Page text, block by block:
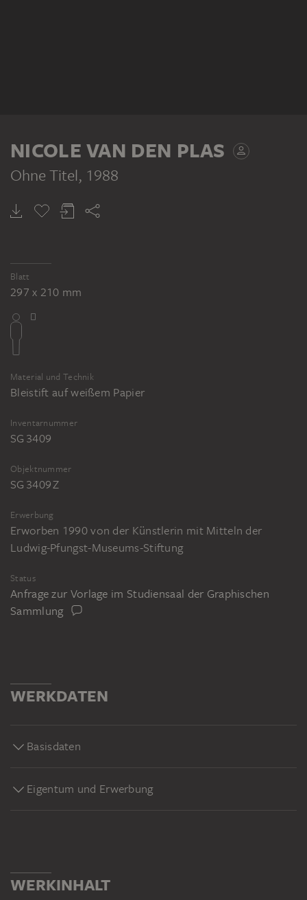
NICOLE VAN DEN PLAS
Ohne Titel, 1988
Blatt
297 x 210 mm
Material und Technik
Bleistift auf weißem Papier
Inventarnummer
SG 3409
Objektnummer
SG 3409 Z
Erwerbung
Erworben 1990 von der Künstlerin mit Mitteln der
Ludwig-Pfungst-Museums-Stiftung
Status
Anfrage zur Vorlage im Studiensaal der Graphischen
Sammlung
WERKDATEN
Basisdaten
Eigentum und Erwerbung
WERKINHALT